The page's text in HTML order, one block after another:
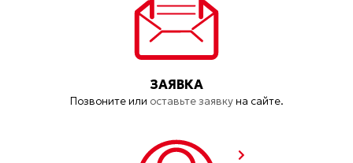
ЗАЯВКА
Позвоните или оставьте заявкуна сайте.